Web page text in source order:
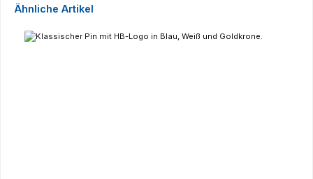
Produktgalerie überspringen
Ähnliche Artikel